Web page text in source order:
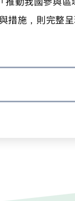
措施，則完整